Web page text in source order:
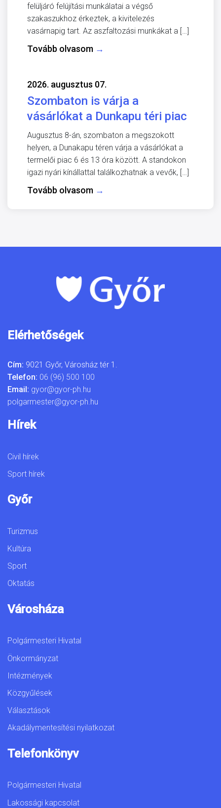
felüljáró felújítási munkálatai a végső
szakaszukhoz érkeztek, a kivitelezés
vasárnapig tart. Az aszfaltozási munkákat a […]
Tovább olvasom →
2026. augusztus 07.
Szombaton is várja a
vásárlókat a Dunkapu téri piac
Augusztus 8-án, szombaton a megszokott
helyen, a Dunakapu téren várja a vásárlókat a
termelői piac 6 és 13 óra között. A standokon
igazi nyári kínállattal találkozhatnak a vevők, […]
Tovább olvasom →
Elérhetőségek
Cím: 9021 Győr, Városház tér 1.
Telefon: 06 (96) 500 100
Email: gyor@gyor-ph.hu
polgarmester@gyor-ph.hu
Hírek
Civil hírek
Sport hírek
Győr
Turizmus
Kultúra
Sport
Oktatás
Városháza
Polgármesteri Hivatal
Önkormányzat
Intézmények
Közgyűlések
Választások
Akadálymentesítési nyilatkozat
Telefonkönyv
Polgármesteri Hivatal
Lakossági kapcsolat